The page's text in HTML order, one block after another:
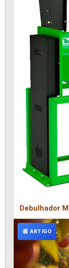
Debulhador
📰 ARTIGO